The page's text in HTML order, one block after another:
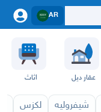
AR
عقار ديل اثاث
شيفروليه لكزس